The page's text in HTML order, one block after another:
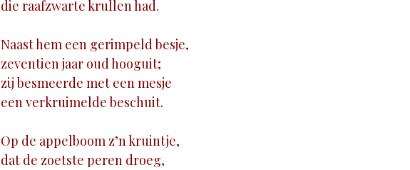
die raafzwarte krullen had.
Naast hem een gerimpeld besje,
zeventien jaar oud hooguit;
zij besmeerde met een mesje
een verkruimelde beschuit.
Op de appelboom z’n kruintje,
dat de zoetste peren droeg,